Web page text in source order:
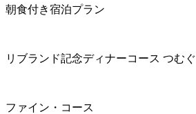
朝食付き宿泊プラン
リブランド記念ディナーコース つむぐ
ファイン・コース